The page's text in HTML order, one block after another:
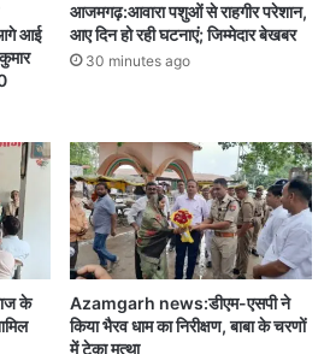
आगे आई
आजमगढ़:आवारा पशुओं से राहगीर परेशान,
आए दिन हो रही घटनाएं; जिम्मेदार बेखबर
30 minutes ago
के
Azamgarh news:डीएम-एसपी ने
किया भैरव धाम का निरीक्षण, बाबा के चरणों
में टेका मत्था